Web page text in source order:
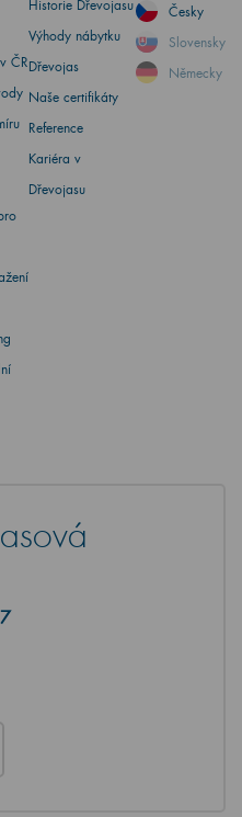
ČR
Historie Dřevojasu
Výhody nábytku
Dřevojas
Naše certifikáty
Reference
Kariéra v
Dřevojasu
Česky
Slovensky
Německy